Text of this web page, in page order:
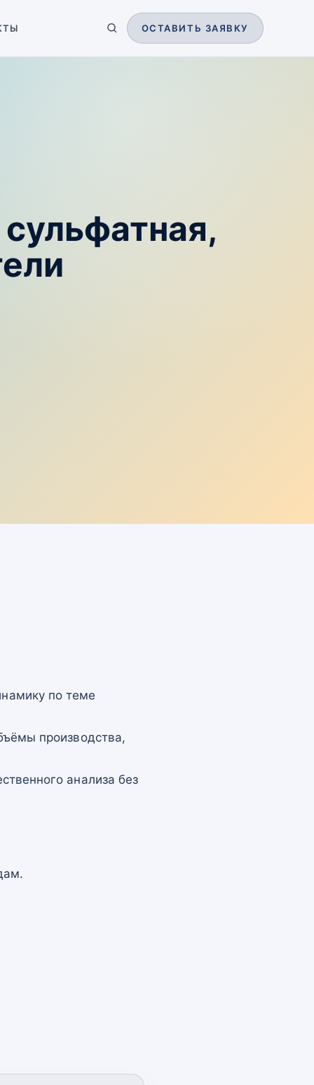
ОСТАВИТЬ ЗАЯВКУ
по теме
производства,
анализа без